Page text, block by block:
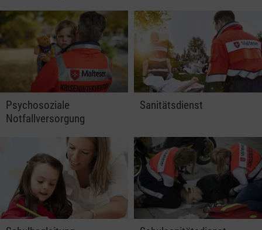
Psychosoziale
Notfallversorgung
Sanitätsdienst